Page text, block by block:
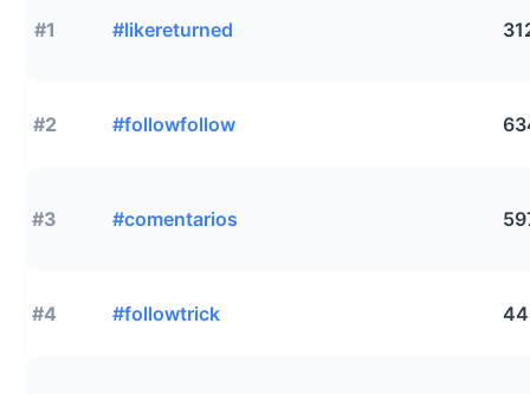
#1 #likereturned
#2 #followfollow
#3 #comentarios
#4 #followtrick